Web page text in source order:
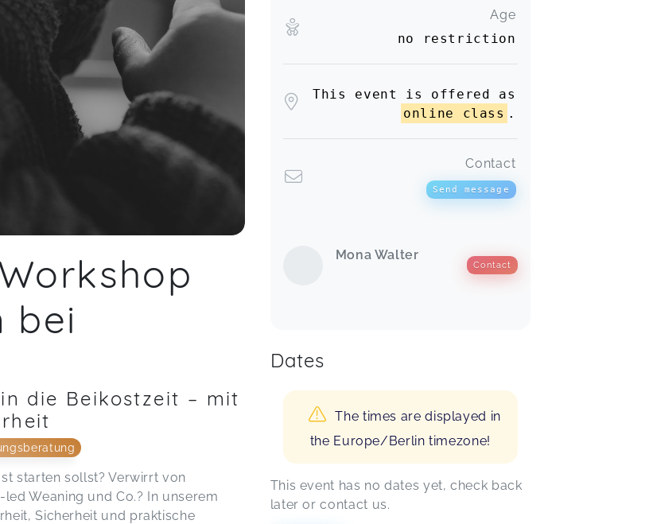
bei
die Beikostzeit – mit
starten sollst? Verwirrt von
Weaning und Co.? In unserem
Sicherheit und praktische
Age
no restriction
This event is offered as
online class .
Contact
Send message
Mona Walter
Contact
Dates
The times are displayed in
the Europe/Berlin timezone!
This event has no dates yet, check back
later or contact us.